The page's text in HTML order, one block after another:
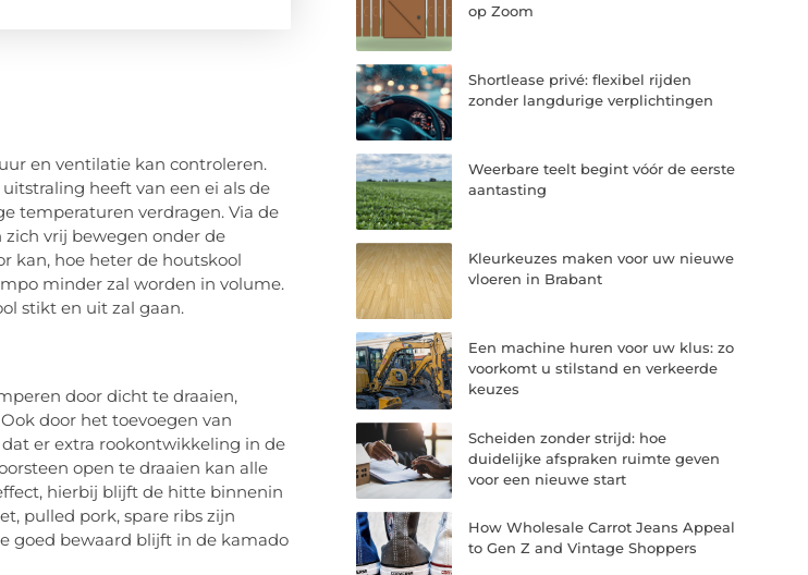
en ventilatie kan controleren.
heeft van een ei als de
temperaturen verdragen. Via de
vrij bewegen onder de
kan, hoe heter de houtskool
minder zal worden in volume.
stikt en uit zal gaan.
door dicht te draaien,
door het toevoegen van
er extra rookontwikkeling in de
open te draaien kan alle
hierbij blijft de hitte binnenin
pulled pork, spare ribs zijn
goed bewaard blijft in de kamado
op Zoom
Shortlease privé: flexibel rijden
zonder langdurige verplichtingen
Weerbare teelt begint vóór de eerste
aantasting
Kleurkeuzes maken voor uw nieuwe
vloeren in Brabant
Een machine huren voor uw klus: zo
voorkomt u stilstand en verkeerde
keuzes
Scheiden zonder strijd: hoe
duidelijke afspraken ruimte geven
voor een nieuwe start
How Wholesale Carrot Jeans Appeal
to Gen Z and Vintage Shoppers